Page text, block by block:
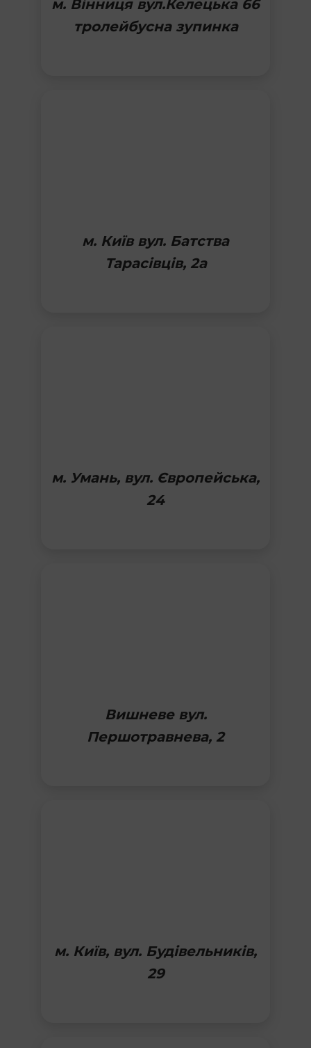
м. Вінниця вул.Келецька 66
тролейбусна зупинка
м. Київ вул. Батства
Тарасівців, 2а
м. Умань, вул. Європейська,
24
Вишневе вул.
Першотравнева, 2
м. Київ, вул. Будівельників,
29